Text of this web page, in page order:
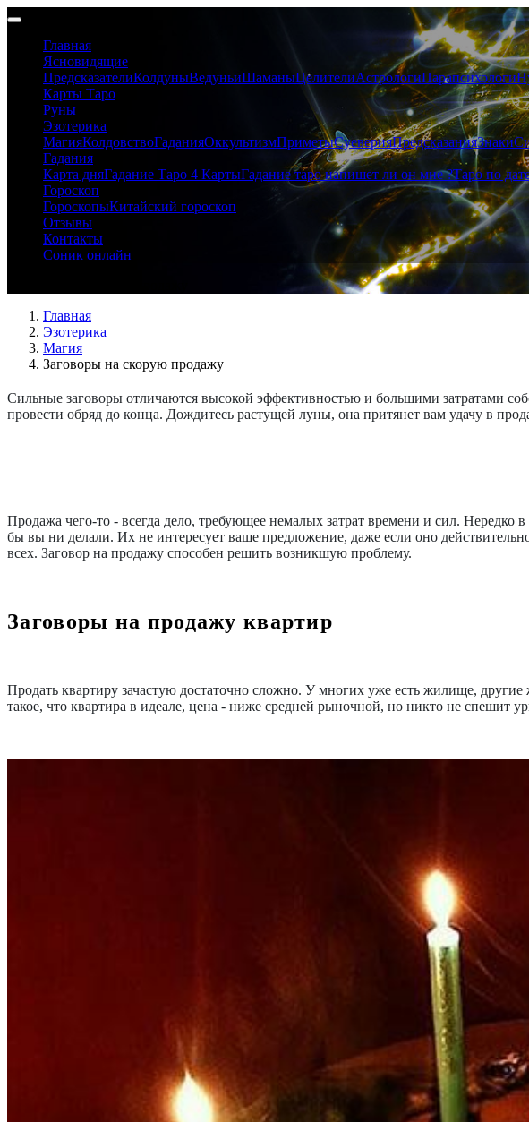
Главная
Ясновидящие
ПредсказателиКолдуныВедуньиШаманыЦелителиАстрологиПарапсихологи
Карты Таро
Руны
Эзотерика
МагияКолдовствоГаданияОккультизмПриметыСуеверияПредсказанияЗнаки
Гадания
Карта дняГадание Таро 4 КартыГадание таро напишет ли он мне ?Таро по
Гороскоп
ГороскопыКитайский гороскоп
Отзывы
Контакты
Соник онлайн
Главная
Эзотерика
Магия
Заговоры на скорую продажу
Сильные заговоры отличаются высокой эффективностью и большими затратами
провести обряд до конца. Дождитесь растущей луны, она притянет вам удачу в
Продажа чего-то - всегда дело, требующее немалых затрат времени и сил. Нередко
бы вы ни делали. Их не интересует ваше предложение, даже если оно
всех. Заговор на продажу способен решить возникшую проблему.
Заговоры на продажу квартир
Продать квартиру зачастую достаточно сложно. У многих уже есть жилище,
такое, что квартира в идеале, цена - ниже средней рыночной, но никто не спешит